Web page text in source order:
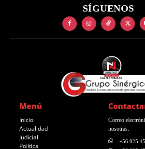
SÍGUENOS
Menú
Inicio
Actualidad
Judicial
Política
Correo
nosotras:
+56 025